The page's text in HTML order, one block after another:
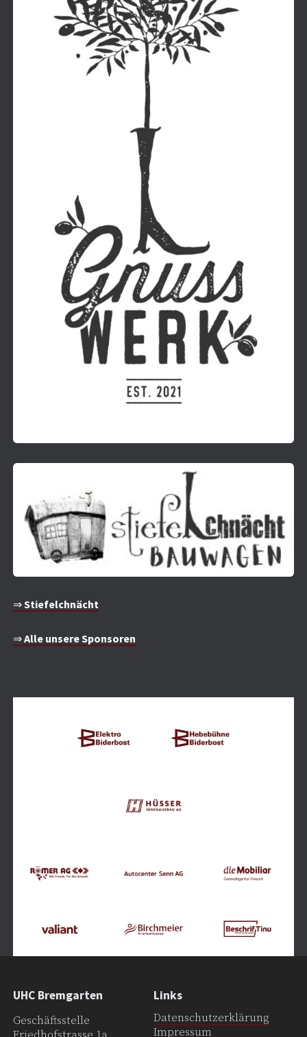
⇒Stiefelchnächt
⇒Alle unsere Sponsoren
UHC Bremgarten
Geschäftsstelle
Links
Datenschutzerklärung
Impressum